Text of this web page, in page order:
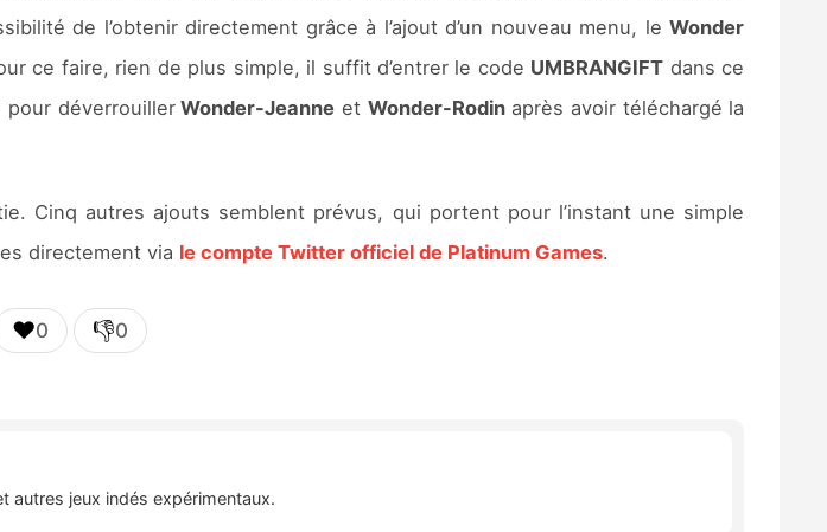
de l’obtenir directement grâce à l’ajout d’un nouveau menu, leWonder
ce faire, rien de plus simple, il suffit d’entrer le code UMBRANGIFT dans ce
pour déverrouillerWonder-Jeanne et Wonder-Rodinaprès avoir téléchargé la
Cinq autres ajouts semblent prévus, qui portent pour l’instant une simple
directement via le compte Twitter officiel de Platinum Games.
❤️0 👎0
autres jeux indés expérimentaux.